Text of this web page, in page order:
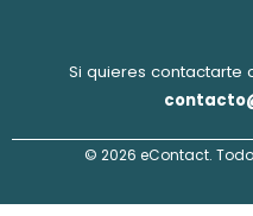
Si quieres contactarte
© 2026 eContact.